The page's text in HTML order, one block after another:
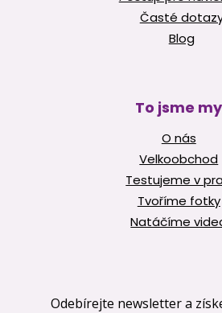
Časté
Blog
To jsme my
O nás
Velkoobchod
Testujeme v
Tvoříme fotky
Natáčíme
Odebírejte newsletter a